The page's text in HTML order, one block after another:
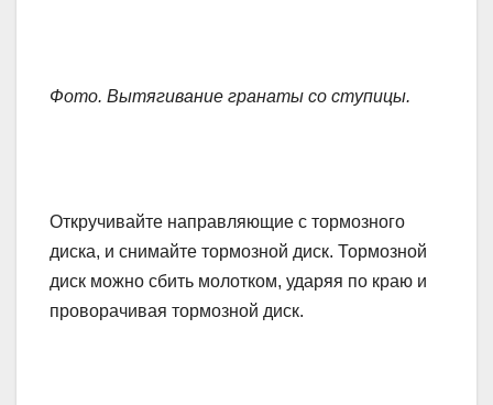
Фото. Вытягивание гранаты со ступицы.
Откручивайте направляющие с тормозного
диска, и снимайте тормозной диск. Тормозной
диск можно сбить молотком, ударяя по краю и
проворачивая тормозной диск.